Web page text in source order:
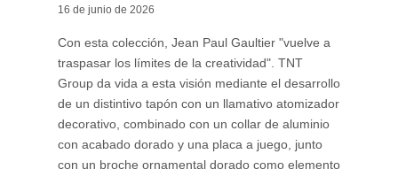
16 de junio de 2026
Con esta colección, Jean Paul Gaultier "vuelve a
traspasar los límites de la creatividad". TNT
Group da vida a esta visión mediante el desarrollo
de un distintivo tapón con un llamativo atomizador
decorativo, combinado con un collar de aluminio
con acabado dorado y una placa a juego, junto
con un broche ornamental dorado como elemento